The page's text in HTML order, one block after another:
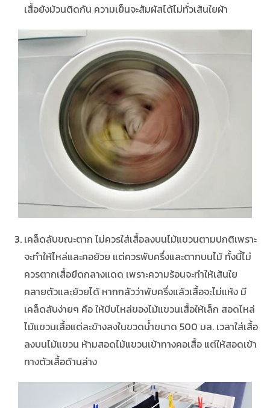
เสื้อยังม้วนติดกัน ความเย็นจะสัมผัสได้ไม่ทั่วเส้นใยผ้า
เคล็ดลับขณะตาก ไม่ควรใส่เสื้อลงบนไม้แขวนตามปกติเพราะ
จะทำให้ไหล่และคอย้วย แต่ควรพับครึ่งและตากบนไม้ ทั้งนี้ไม่
ควรตากเสื้อยืดกลางแดด เพราะความร้อนจะทำให้เส้นใย
คลายตัวและย้วยได้ หากกลัวว่าพับครึ่งแล้วเสื้อจะไม่แห้ง มี
เคล็ดลับง่ายๆ คือ ให้บีบไหล่ของไม้แขวนเสื้อให้เล็ก สอดไหล่
ไม้แขวนเสื้อแต่ละข้างลงในขวดน้ำขนาด 500 มล. เวลาใส่เสื้อ
ลงบนไม้แขวน ห้ามสอดไม้แขวนเข้าทางคอเสื้อ แต่ให้สอดเข้า
ทางตัวเสื้อด้านล่าง